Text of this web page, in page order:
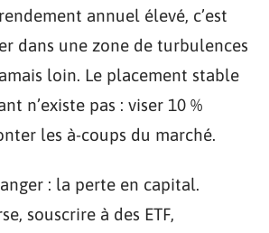
annuel élevé, c’est
dans une zone de turbulences
loin. Le placement stable
n’existe pas : viser 10 %
les à-coups du marché.
: la perte en capital.
souscrire à des ETF,